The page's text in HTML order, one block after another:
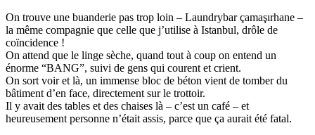
On trouve une buanderie pas trop loin – Laundrybar çamaşırhane –
la même compagnie que celle que j’utilise à Istanbul, drôle de
coïncidence !
On attend que le linge sèche, quand tout à coup on entend un
énorme “BANG”, suivi de gens qui courent et crient.
On sort voir et là, un immense bloc de béton vient de tomber du
bâtiment d’en face, directement sur le trottoir.
Il y avait des tables et des chaises là – c’est un café – et
heureusement personne n’était assis, parce que ça aurait été fatal.